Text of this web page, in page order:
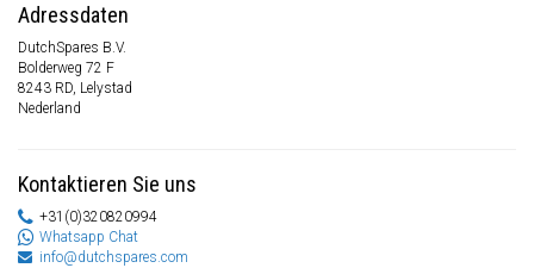
Adressdaten
DutchSpares B.V.
Bolderweg 72 F
8243 RD, Lelystad
Nederland
Kontaktieren Sie uns
+31(0)320820994
Whatsapp Chat
info@dutchspares.com